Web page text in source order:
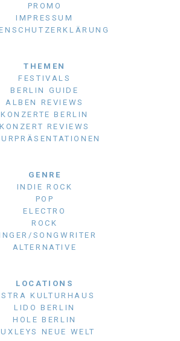
PROMO
IMPRESSUM
THEMEN
FESTIVALS
BERLIN GUIDE
ALBEN REVIEWS
KONZERTE BERLIN
KONZERT REVIEWS
GENRE
INDIE ROCK
POP
ELECTRO
ROCK
SONGWRITER
ALTERNATIVE
LOCATIONS
KULTURHAUS
LIDO BERLIN
HOLE BERLIN
NEUE WELT